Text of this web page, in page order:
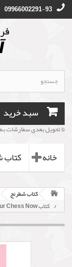
09966002291-93
سبد خرید
تا تحویل بعدی سفارشات به پست:
خانه کتاب
کتاب شطرنج
کتاب Improve Your Chess Now